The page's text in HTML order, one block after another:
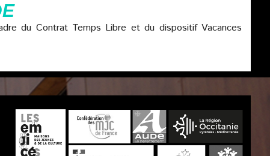
du Contrat Temps Libre et du dispositif Vacances